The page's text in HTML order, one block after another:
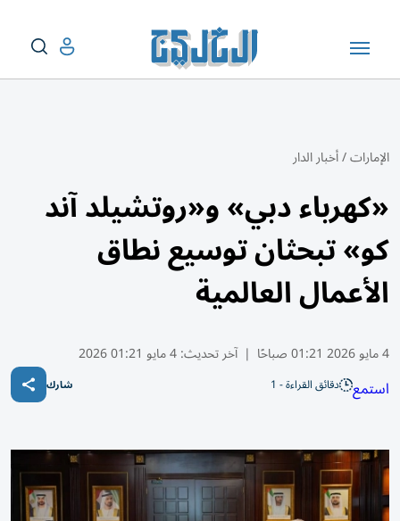
الإمارات/أخبار الدار
«كهرباء دبي» و«روتشيلد آند
كو» تبحثان توسيع نطاق
الأعمال العالمية
4 مايو 2026 01:21 صباحًا | آخر تحديث:4 مايو 01:21 2026
استمع دقائق القراءة - 1 شارك